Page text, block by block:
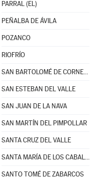
PARRAL (EL)
PEÑALBA DE ÁVILA
POZANCO
RIOFRÍO
SAN BARTOLOMÉ DE CORNEJA
SAN ESTEBAN DEL VALLE
SAN JUAN DE LA NAVA
SAN MARTÍN DEL PIMPOLLAR
SANTA CRUZ DEL VALLE
SANTA MARÍA DE LOS CABALLEROS
SANTO TOMÉ DE ZABARCOS